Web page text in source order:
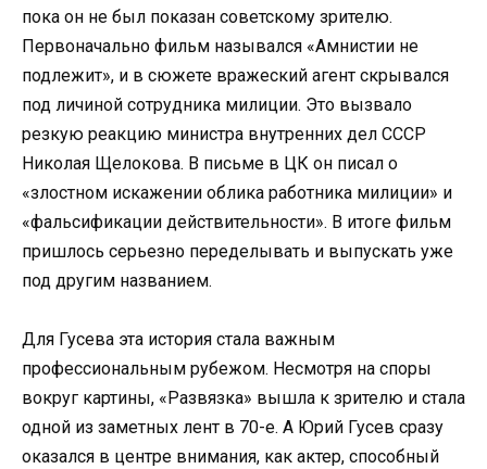
пока он не был показан советскому зрителю.
Первоначально фильм назывался «Амнистии не
подлежит», и в сюжете вражеский агент скрывался
под личиной сотрудника милиции. Это вызвало
резкую реакцию министра внутренних дел СССР
Николая Щелокова. В письме в ЦК он писал о
«злостном искажении облика работника милиции» и
«фальсификации действительности». В итоге фильм
пришлось серьезно переделывать и выпускать уже
под другим названием.
Для Гусева эта история стала важным
профессиональным рубежом. Несмотря на споры
вокруг картины, «Развязка» вышла к зрителю и стала
одной из заметных лент в 70-е. А Юрий Гусев сразу
оказался в центре внимания, как актер, способный